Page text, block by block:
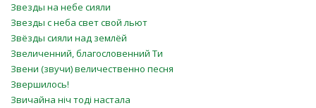
Звезды на небе сияли
Звезды с неба свет свой льют
Звёзды сияли над землёй
Звеличенний, благословенний Ти
Звени (звучи) величественно песня
Звершилось!
Звичайна ніч тоді настала